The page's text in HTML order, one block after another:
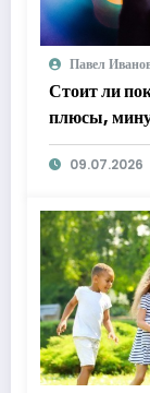
Павел
Стоит ли
плюсы,
09.07.2026